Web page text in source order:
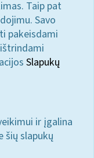
Taip pat
Savo
pakeisdami
Slapukų
ir įgalina
šių slapukų